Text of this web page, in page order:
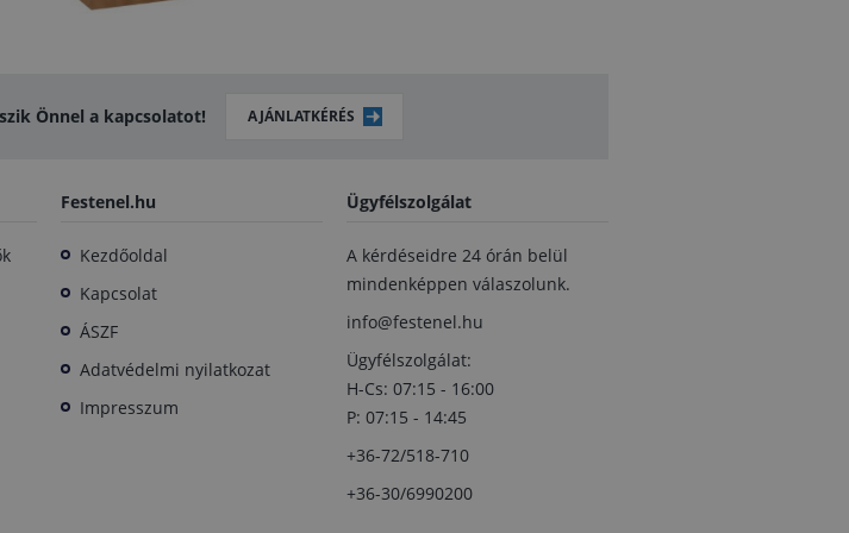
Önnel a kapcsolatot! AJÁNLATKÉRÉS
Festenel.hu
Kezdőoldal
Kapcsolat
ÁSZF
Adatvédelmi nyilatkozat
Impresszum
Ügyfélszolgálat
A kérdéseidre 24 órán belül
mindenképpen válaszolunk.
info@festenel.hu
Ügyfélszolgálat:
H-Cs: 07:15 - 16:00
P: 07:15 - 14:45
+36-72/518-710
+36-30/6990200